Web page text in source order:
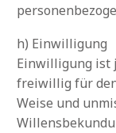
h) Einwilligung
Einwilligung ist
freiwillig für
Weise und